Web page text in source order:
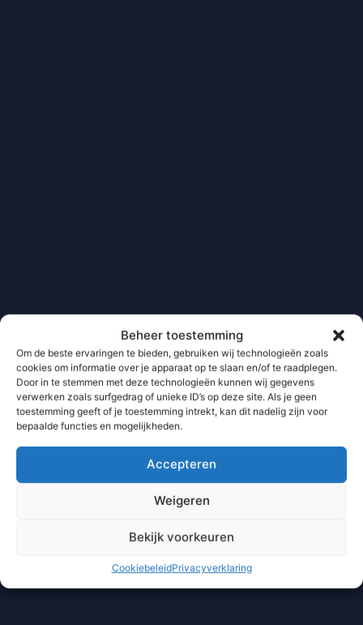
Beheer toestemming
Om de beste ervaringen te bieden, gebruiken wij technologieën zoals
cookies om informatie over je apparaat op te slaan en/of te raadplegen.
Door in te stemmen met deze technologieën kunnen wij gegevens
verwerken zoals surfgedrag of unieke ID’s op deze site. Als je geen
toestemming geeft of je toestemming intrekt, kan dit nadelig zijn voor
bepaalde functies en mogelijkheden.
Accepteren
Weigeren
Bekijk voorkeuren
CookiebeleidPrivacyverklaring